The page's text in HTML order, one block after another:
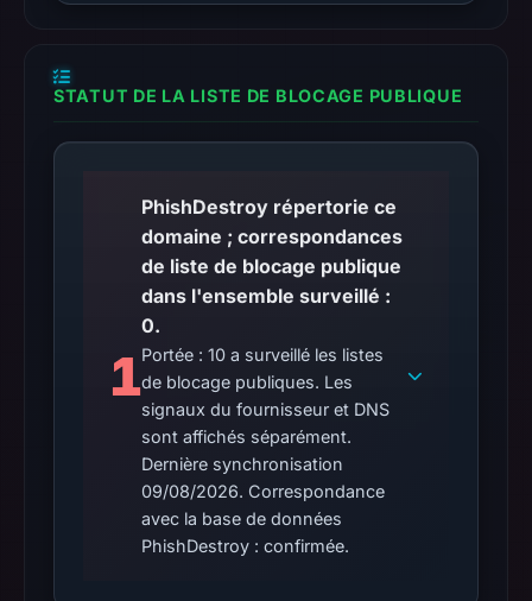
STATUT DE LA LISTE DE BLOCAGE PUBLIQUE
1
PhishDestroy répertorie ce
domaine ; correspondances
de liste de blocage publique
dans l'ensemble surveillé :
0.
Portée : 10 a surveillé les listes
de blocage publiques. Les
signaux du fournisseur et DNS
sont affichés séparément.
Dernière synchronisation
09/08/2026. Correspondance
avec la base de données
PhishDestroy : confirmée.